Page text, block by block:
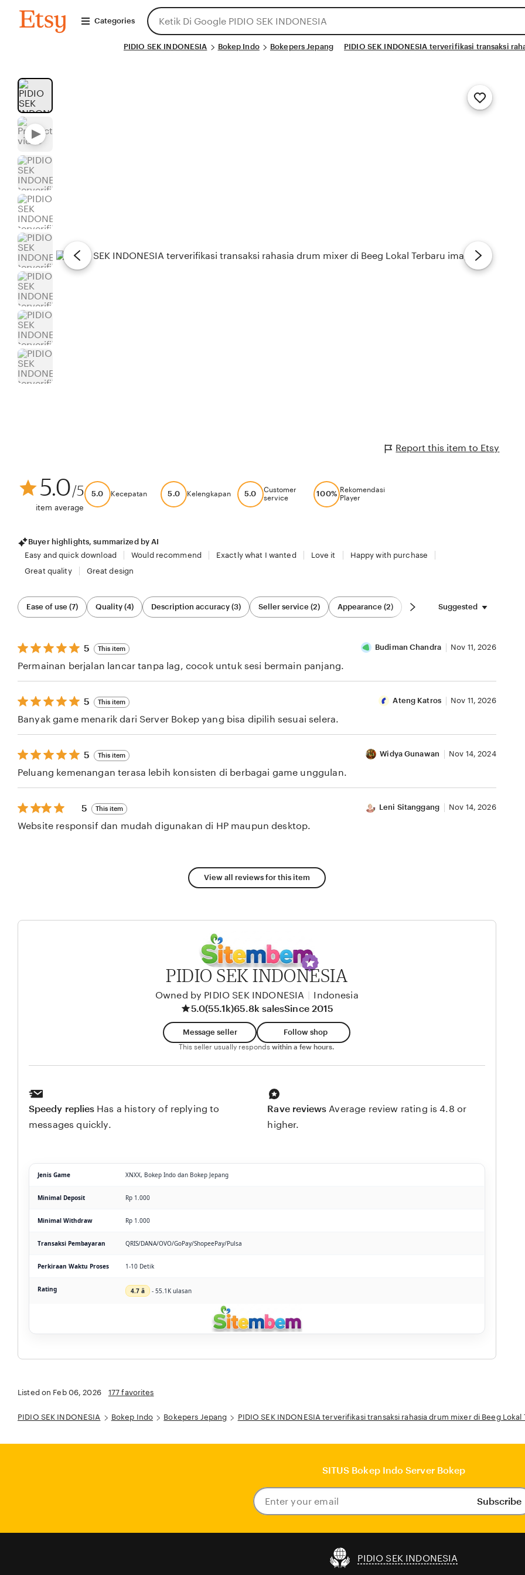
PIDIO
SEK
INDONESIA
Categories
Search
for
items
or
to
PIDIO SEK INDONESIA Bokep Indo Bokepers Jepang PIDIO SEK INDONESIA terverifikasi transaksi
Add
to
Report this item to Etsy
5.0/5
item average
5.0 Kecepatan 5.0 Kelengkapan 5.0
Customer
service
100% Rekomendasi
Player
Buyer highlights, summarized by AI
Easy and quick download
Would recommend Exactly what I wanted Love it
Happy with purchase
Great quality
Great design
Filter
by
category
Ease of use (7) Quality (4) Description accuracy (3) Seller service (2) Appearance (2) Suggested
5
out
of
5 This item Budiman Chandra Nov 11, 2026
Permainan berjalan lancar tanpa lag, cocok untuk sesi bermain panjang.
5
out
of
5 This item Ateng Katros Nov 11, 2026
Banyak game menarik dari Server Bokep yang bisa dipilih sesuai selera.
5
out
of
5 This item Widya Gunawan Nov 14, 2024
Peluang kemenangan terasa lebih konsisten di berbagai game unggulan.
5
out
of
5 This item Leni Sitanggang Nov 14, 2026
Website responsif dan mudah digunakan di HP maupun desktop.
View all reviews for this item
PIDIO SEK INDONESIA
Owned by PIDIO SEK INDONESIA
Indonesia
5.0(55.1k)65.8k salesSince 2015
Message seller Follow shop
This seller usually respondswithin a few hours.
Speedy replies Has a history of replying to
messages quickly.
Rave reviews Average review rating is 4.8 or
higher.
Jenis Game XNXX, Bokep Indo dan Bokep Jepang
Minimal Deposit Rp 1.000
Minimal Withdraw Rp 1.000
Transaksi Pembayaran QRIS/DANA/OVO/GoPay/ShopeePay/Pulsa
Perkiraan Waktu Proses 1-10 Detik
Rating 4.7 â­ - 55.1K ulasan
Listed on Feb 06, 2026 177 favorites
PIDIO SEK INDONESIA Bokep Indo Bokepers Jepang PIDIO SEK INDONESIA terverifikasi transaksi rahasia drum mixer di Beeg Lokal
SITUS Bokep Indo Server Bokep
Enter
your
Subscribe
PIDIO SEK INDONESIA